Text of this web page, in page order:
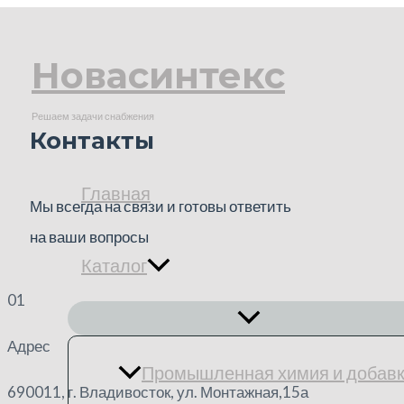
содержимому
Новасинтекс
Решаем задачи снабжения
Главная
Каталог
ПЕРЕКЛЮЧАТЕЛЬ
МЕНЮ
Промышленная химия и
Контакты
Мы всегда на связи и готовы ответить
на ваши вопросы
01
Адрес
690011, г. Владивосток, ул. Монтажная,15а